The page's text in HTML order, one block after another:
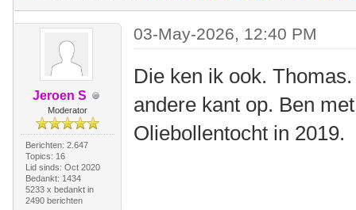
Jeroen S
Moderator
Berichten: 2.647
Topics: 16
Lid sinds: Oct 2020
Bedankt: 1434
5233 x bedankt in
2490 berichten
03-May-2026, 12:40 PM
Die ken ik ook.
andere kant op. Ben
Oliebollentocht in 2019.